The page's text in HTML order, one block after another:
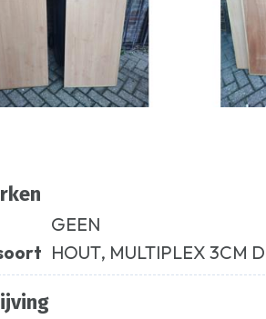
GEEN
HOUT, MULTIPLEX 3CM